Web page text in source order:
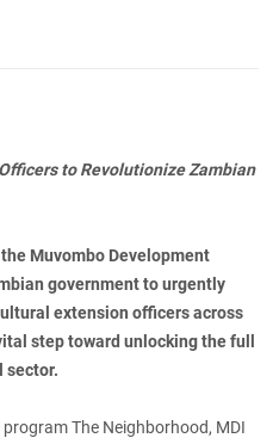
to Revolutionize Zambian
Muvombo Development
government to urgently
extension officers across
step toward unlocking the full
sector.
program The Neighborhood, MDI